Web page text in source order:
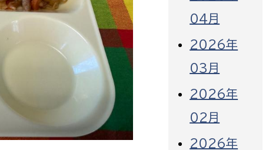
04月
2026年
03月
2026年
02月
2026年